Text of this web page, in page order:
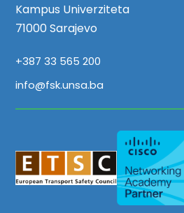
Kampus Univerziteta
71000 Sarajevo
+387 33 565 200
info@fsk.unsa.ba